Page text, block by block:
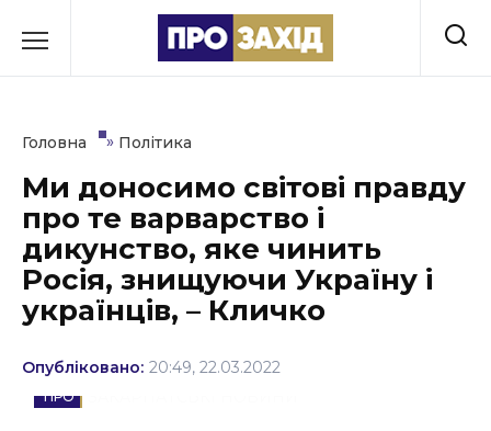
до
Культура
Освіта
Події
Політика
Соціум
Головна » Політика
Ми доносимо світові правду
про те варварство і
дикунство, яке чинить
Росія, знищуючи Україну і
українців, – Кличко
Опубліковано: 20:49, 22.03.2022